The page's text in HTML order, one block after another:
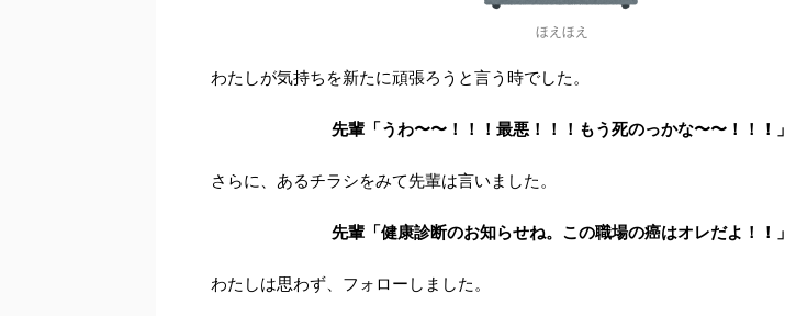
ほえほえ
わたしが気持ちを新たに頑張ろうと言う時でした。
先輩「うわ〜〜！！！最悪！！！もう死のっかな〜〜！！！」
さらに、あるチラシをみて先輩は言いました。
先輩「健康診断のお知らせね。この職場の癌はオレだよ！！」
わたしは思わず、フォローしました。